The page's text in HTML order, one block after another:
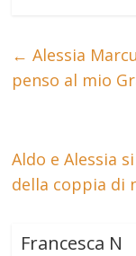
← Alessia
penso al mio
Aldo e Alessia
della coppia di
Francesca N